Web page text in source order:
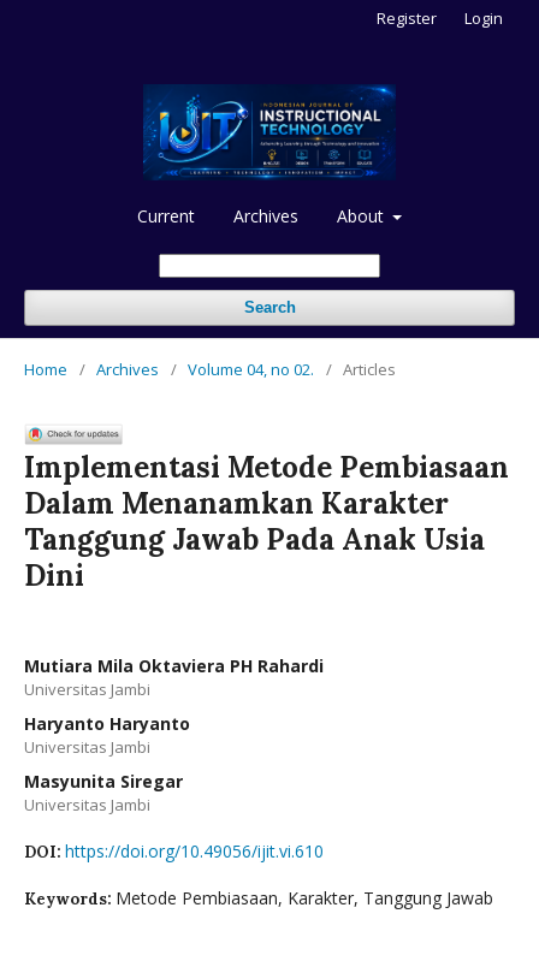
Current Archives About
Search
Register Login
Home / Archives / Volume 04, no 02. / Articles
Implementasi Metode Pembiasaan
Dalam Menanamkan Karakter
Tanggung Jawab Pada Anak Usia
Dini
Mutiara Mila Oktaviera PH Rahardi
Universitas Jambi
Haryanto Haryanto
Universitas Jambi
Masyunita Siregar
Universitas Jambi
DOI: https://doi.org/10.49056/ijit.vi.610
Keywords: Metode Pembiasaan, Karakter, Tanggung Jawab